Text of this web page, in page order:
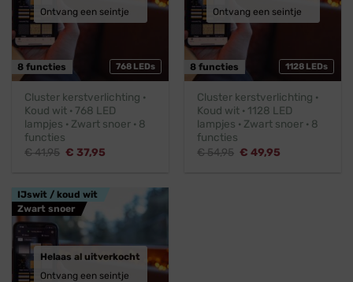
768 LEDs
8 functies
Ontvang een seintje
Cluster kerstverlichting ·
Koud wit · 768 LED
lampjes · Zwart snoer · 8
functies
€41,95 Oorspronkelijke
€ 37,95
1128 LEDs
8 functies
Ontvang een seintje
Cluster kerstverlichting ·
Koud wit · 1128 LED
lampjes · Zwart snoer · 8
functies
€54,95 Oorspronkelijke
€ 49,95
IJswit / koud wit
Zwart snoer
Helaas al uitverkocht
Ontvang een seintje